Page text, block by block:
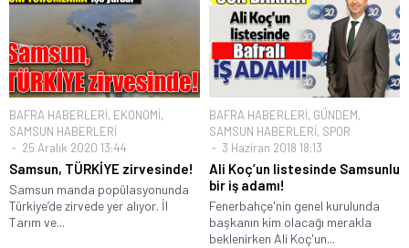
BAFRA HABERLERİ, EKONOMİ,
SAMSUN HABERLERİ
25 Aralık 2020 13:44
Samsun, TÜRKİYE zirvesinde!
Samsun manda popülasyonunda
Türkiye’de zirvede yer alıyor. İl
Tarım ve...
BAFRA HABERLERİ, GÜNDEM,
SAMSUN HABERLERİ, SPOR
3 Haziran 2018 18:13
Ali Koç’un listesinde Samsunlu
bir iş adamı!
Fenerbahçe'nin genel kurulunda
başkanın kim olacağı merakla
beklenirken Ali Koç'un...